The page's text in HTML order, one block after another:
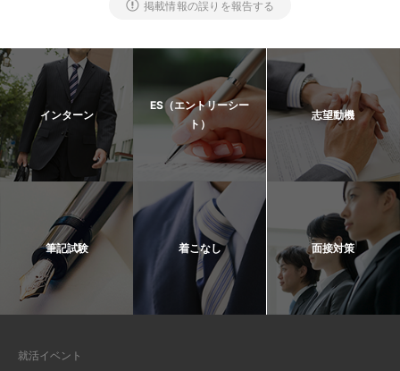
掲載情報の誤りを報告する
インターン
ES（エントリーシー
ト）
志望動機
筆記試験 着こなし 面接対策
就活イベント